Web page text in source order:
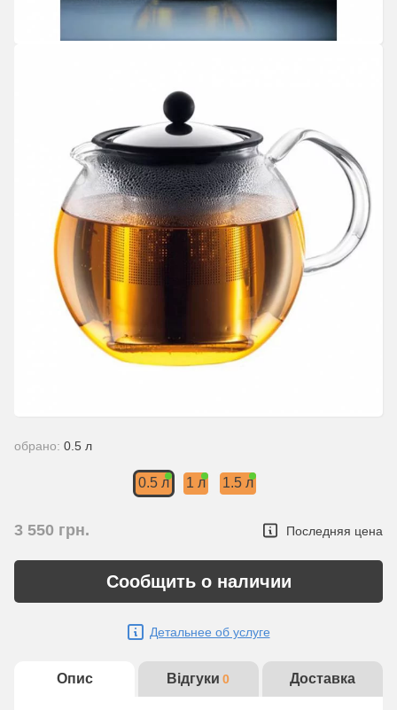
0.5 л 1 л 1.5 л
обрано: 0.5 л
3 550 грн. Последняя цена
Сообщить о наличии
Детальнее об услуге
Опис Відгуки 0 Доставка